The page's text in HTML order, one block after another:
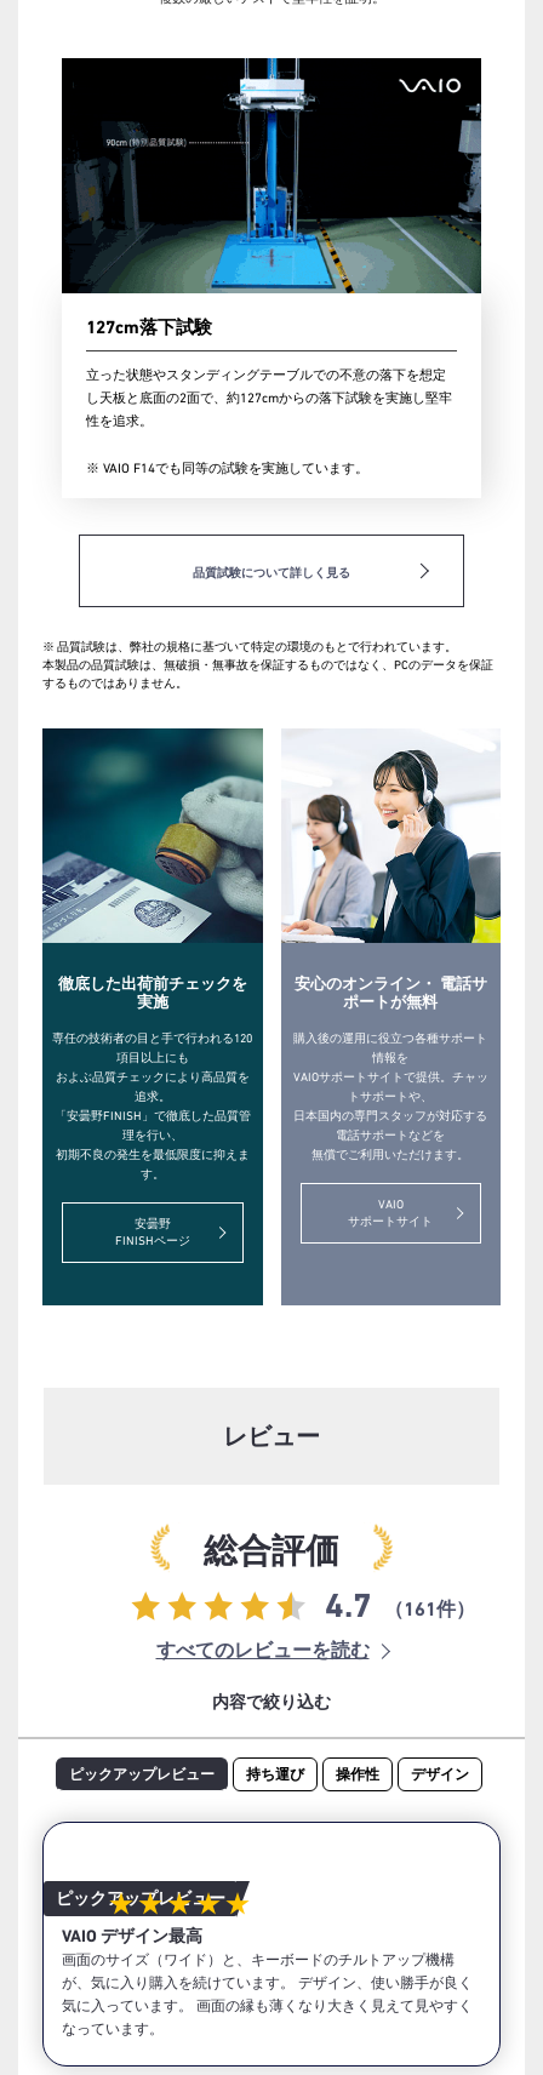
127cm落下試験
立った状態やスタンディングテーブルでの不意の落下を想定
し天板と底面の2面で、約127cmからの落下試験を実施し堅牢
性を追求。
※ VAIO F14でも同等の試験を実施しています。
品質試験について詳しく見る
※ 品質試験は、弊社の規格に基づいて特定の環境のもとで行われています。
本製品の品質試験は、無破損・無事故を保証するものではなく、PCのデータを保証
するものではありません。
徹底した出荷前チェックを
実施
専任の技術者の目と手で行われる120
項目以上にも
およぶ品質チェックにより高品質を
追求。
「安曇野FINISH」で徹底した品質管
理を行い、
初期不良の発生を最低限度に抑えま
す。
安曇野
FINISHページ
安心のオンライン・ 電話サ
ポートが無料
購入後の運用に役立つ各種サポート
情報を
VAIOサポートサイトで提供。チャッ
トサポートや、
日本国内の専門スタッフが対応する
電話サポートなどを
無償でご利用いただけます。
VAIO
サポートサイト
レビュー
総合評価
4.7
161
すべてのレビューを読む
内容で絞り込む
ピックアップレビュー
ピックアップレビュー
★★★★★
VAIO デザイン最高
画面のサイズ（ワイド）と、キーボードのチルトアップ機構
が、気に入り購入を続けています。 デザイン、使い勝手が良く
気に入っています。 画面の縁も薄くなり大きく見えて見やすく
なっています。
持ち運び 操作性 デザイン